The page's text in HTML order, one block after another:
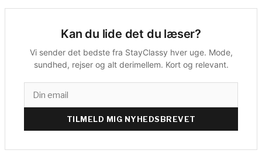
Kan du lide det du læser?
Vi sender det bedste fra StayClassy hver uge. Mode,
sundhed, rejser og alt derimellem. Kort og relevant.
TILMELD MIG NYHEDSBREVET